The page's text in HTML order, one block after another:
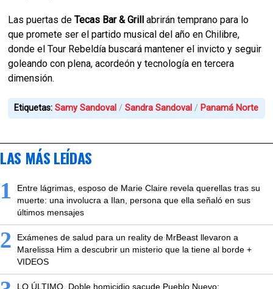
Las puertas deTecas Bar & Grillabrirán temprano para lo
que promete ser el partido musical del año en Chilibre,
donde el Tour Rebeldía buscará mantener el invicto y seguir
goleando con plena, acordeón y tecnología en tercera
dimensión.
Etiquetas:Samy Sandoval Sandra Sandoval Panamá Norte
LAS MÁS LEÍDAS
1
Entre lágrimas, esposo de Marie Claire revela querellas tras su
muerte: una involucra a Ilan, persona que ella señaló en sus
últimos mensajes
2
Exámenes de salud para un reality de MrBeast llevaron a
Marelissa Him a descubrir un misterio que la tiene al borde +
VIDEOS
LO ÚLTIMO. Doble homicidio sacude Pueblo Nuevo: